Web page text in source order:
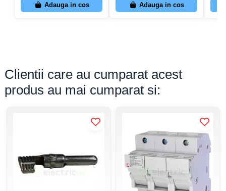
Adauga in cos Adauga in cos
Clientii care au cumparat acest
produs au mai cumparat si: